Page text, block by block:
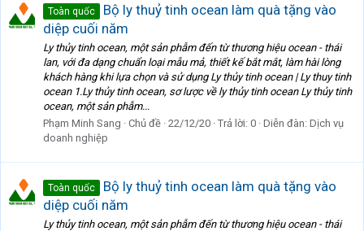
Toàn quốc
Bộ ly thuỷ tinh ocean làm quà tặng vào
diệp cuối năm
Ly thủy tinh ocean, một sản phẫm đến từ thương hiệu ocean - thái
lan, với đa dạng chuẩn loại mẫu mả, thiết kế bắt mắt, làm hài lòng
khách hàng khi lựa chọn và sử dụng Ly thủy tinh ocean | Ly thuy tinh
ocean 1.Ly thủy tinh ocean, sơ lược về ly thủy tinh ocean Ly thủy tinh
ocean, một sản phẫm...
Phạm Minh Sang
Chủ đề 22/12/20 Trả lời: 0 Diễn đàn: Dịch vụ
doanh nghiệp
Toàn quốc
Bộ ly thuỷ tinh ocean làm quà tặng vào
diệp cuối năm
Ly thủy tinh ocean, một sản phẫm đến từ thương hiệu ocean - thái